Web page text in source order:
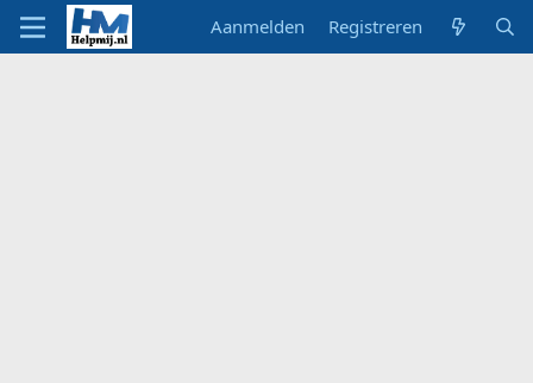
Aanmelden Registreren